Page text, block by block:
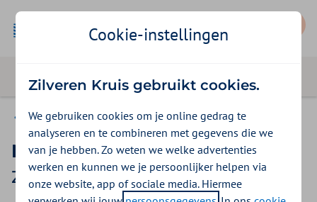
Basis Start
Mechanische beademing
Zilveren Kruis vergoeding 2026
Cookie-instellingen
Zilveren Kruis gebruikt cookies.
We gebruiken cookies om je online gedrag te
analyseren en te combineren met gegevens die we
van je hebben. Zo weten we welke advertenties
werken en kunnen we je persoonlijker helpen via
onze website, app of sociale media. Hiermee